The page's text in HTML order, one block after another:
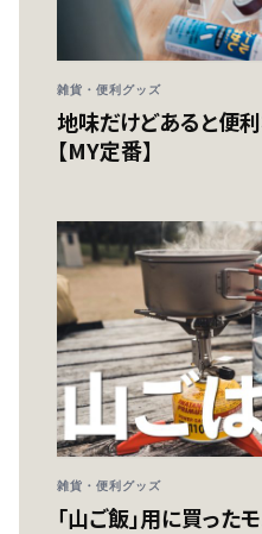
雑貨・便利グッズ
地味だけどあると便
【MY定番】
雑貨・便利グッズ
「山ご飯」用に買った